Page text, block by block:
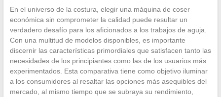
En el universo de la costura, elegir una máquina de coser
económica sin comprometer la calidad puede resultar un
verdadero desafío para los aficionados a los trabajos de aguja.
Con una multitud de modelos disponibles, es importante
discernir las características primordiales que satisfacen tanto las
necesidades de los principiantes como las de los usuarios más
experimentados. Esta comparativa tiene como objetivo iluminar
a los consumidores al resaltar las opciones más asequibles del
mercado, al mismo tiempo que se subraya su rendimiento,